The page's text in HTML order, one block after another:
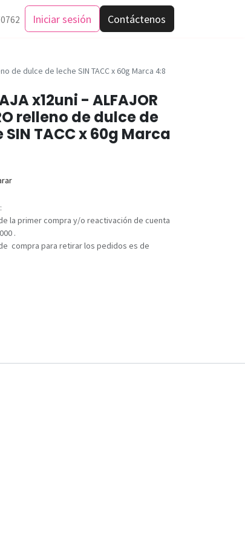
Iniciar sesión Contáctenos
de dulce de leche SIN TACC x 60g Marca 4:8
x12uni - ALFAJOR
relleno de dulce de
SIN TACC x 60g Marca
la primer compra y/o reactivación de cuenta
.
compra para retirar los pedidos es de